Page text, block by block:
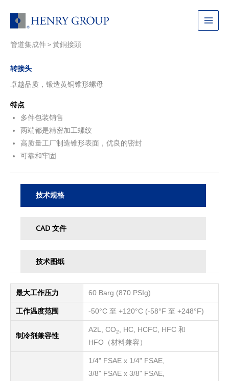
Main
管道集成件 > 黃銅接頭
转接头
卓越品质，锻造黄铜锥形螺母
特点
多件包装销售
两端都是精密加工螺纹
高质量工厂制造锥形表面，优良的密封
可靠和牢固
技术规格
CAD 文件
技术图纸
最大工作压力 60 Barg (870 PSIg)
工作温度范围 -50°C 至 +120°C (-58°F 至 +248°F)
制冷剂兼容性
A2L, CO2, HC, HCFC, HFC 和
HFO（材料兼容）
1/4" FSAE x 1/4" FSAE,
3/8" FSAE x 3/8" FSAE,